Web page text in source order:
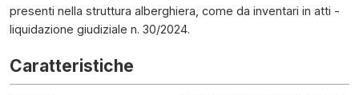
presenti nella struttura alberghiera, come da inventari in atti -
liquidazione giudiziale n. 30/2024.
Caratteristiche